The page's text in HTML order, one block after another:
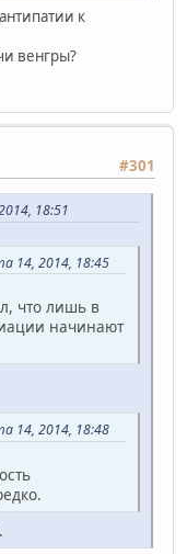
к
венгры?
#301
18:51
14, 2014, 18:45
что лишь в
начинают
14, 2014, 18:48